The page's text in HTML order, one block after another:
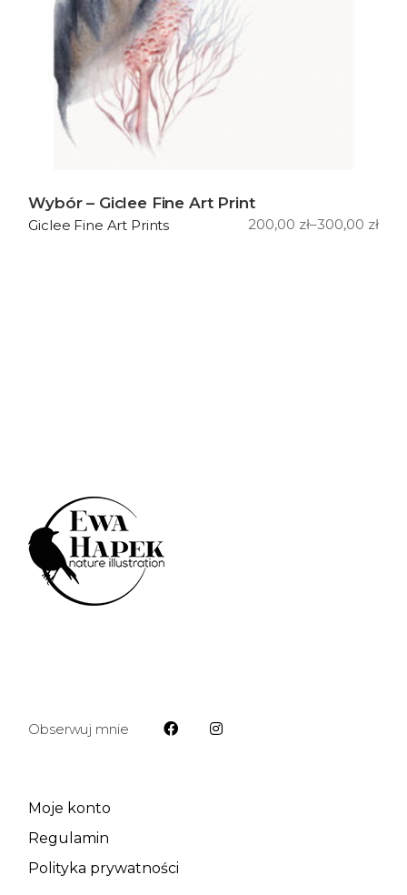
Wybór – Giclee Fine Art Print
200,00 zł–300,00 zł
Zakres
Giclee Fine Art Prints
Obserwuj mnie
Moje konto
Regulamin
Polityka prywatności